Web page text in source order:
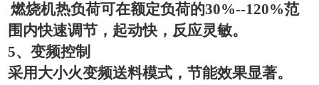
燃烧机热负荷可在额定负荷的30%--120%范
围内快速调节，起动快，反应灵敏。
5、变频控制
采用大小火变频送料模式，节能效果显著。